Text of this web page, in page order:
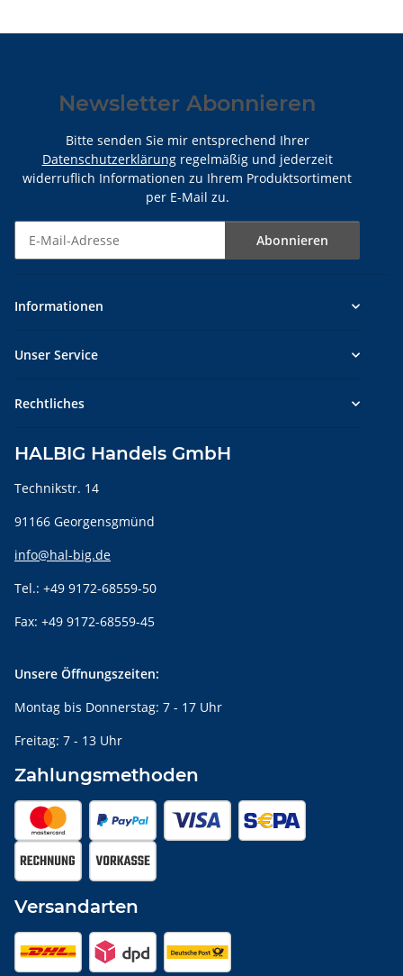
Newsletter Abonnieren
Bitte senden Sie mir entsprechend Ihrer
Datenschutzerklärungregelmäßig und jederzeit
widerruflich Informationen zu Ihrem Produktsortiment
per E-Mail zu.
Abonnieren
Informationen
Unser Service
Rechtliches
HALBIG Handels GmbH
Technikstr. 14
91166 Georgensgmünd
info@hal-big.de
Tel.: +49 9172-68559-50
Fax: +49 9172-68559-45
Unsere Öffnungszeiten:
Montag bis Donnerstag: 7 - 17 Uhr
Freitag: 7 - 13 Uhr
Zahlungsmethoden
Versandarten